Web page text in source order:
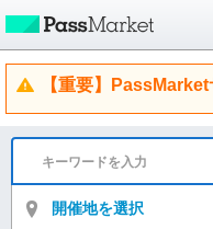
【重要】
開催地を選択